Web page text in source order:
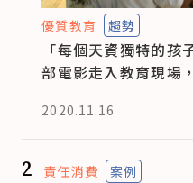
優質教育 趨勢
「每個天資獨特的
部電影走入教育現場
2020.11.16
2 責任消費 案例